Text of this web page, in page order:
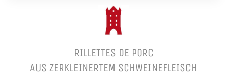
RILLETTES DE PORC
AUS ZERKLEINERTEM SCHWEINEFLEISCH